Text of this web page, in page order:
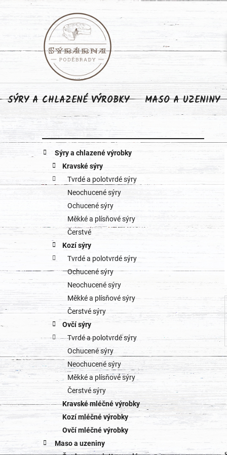
SÝRY A CHLAZENÉ VÝROBKY MASO A UZENINY
P
s
r
n
n
e
l
Přeskočit
kategorie
K
t
i
Sýry a chlazené výrobky
Kravské sýry
Tvrdé a polotvrdé sýry
Neochucené sýry
Ochucené sýry
Měkké a plísňové sýry
Čerstvé
Kozí sýry
Tvrdé a polotvrdé sýry
Ochucené sýry
Neochucené sýry
Měkké a plísňové sýry
Čerstvé sýry
Ovčí sýry
Tvrdé a polotvrdé sýry
Ochucené sýry
Neochucené sýry
Měkké a plísňové sýry
Čerstvé sýry
Kravské mléčné výrobky
Kozí mléčné výrobky
Ovčí mléčné výrobky
Maso a uzeniny